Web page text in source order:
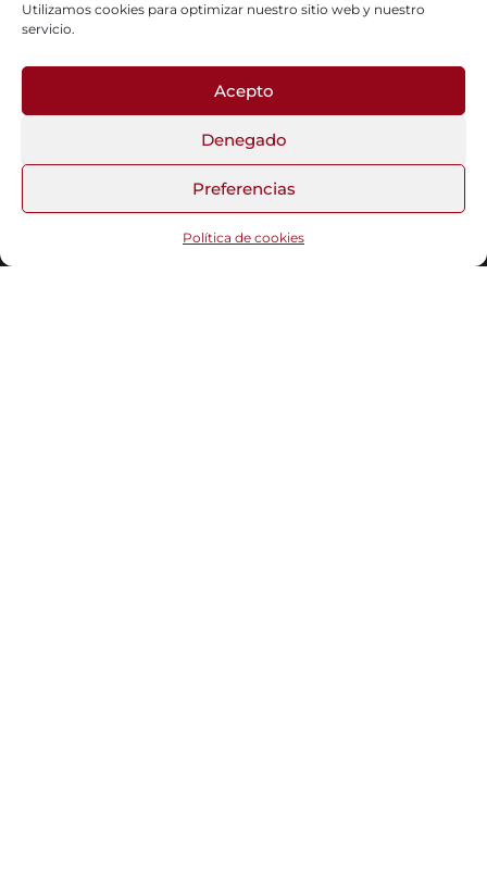
Utilizamos cookies para optimizar nuestro sitio web y nuestro
servicio.
Acepto
Denegado
Preferencias
Política de cookies
Fotos del Blog
Funciona gracias aWordPress |Tema:Head Blog